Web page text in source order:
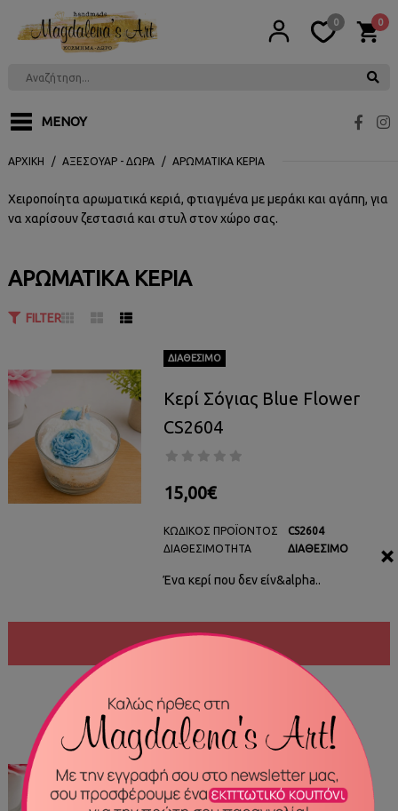
0 0
ΜΕΝΟΎ
ΑΡΧΙΚΉ ΑΞΕΣΟΥΆΡ - ΔΏΡΑ ΑΡΩΜΑΤΙΚΆ ΚΕΡΙΆ
Χειροποίητα αρωματικά κεριά, φτιαγμένα με μεράκι και αγάπη, για
να χαρίσουν ζεστασιά και στυλ στον χώρο σας.
ΑΡΩΜΑΤΙΚΆ ΚΕΡΙΆ
FILTER
ΔΙΑΘΈΣΙΜΟ
Κερί Σόγιας Blue Flower
CS2604
15,00€
ΚΩΔΙΚΌΣ ΠΡΟΪΌΝΤΟΣ
ΔΙΑΘΕΣΙΜΌΤΗΤΑ
CS2604
ΔΙΑΘΈΣΙΜΟ
Ένα κερί που δεν είν&alpha..
ΠΡΟΣΘΉΚΗ ΣΤΑ ΑΓΑΠΗΜΈΝΑ ΜΟΥ
ΔΙΑΘΈΣΙΜΟ
Κερί Σόγιας Caramel
×
ΕΓΓΡΑΦΉ